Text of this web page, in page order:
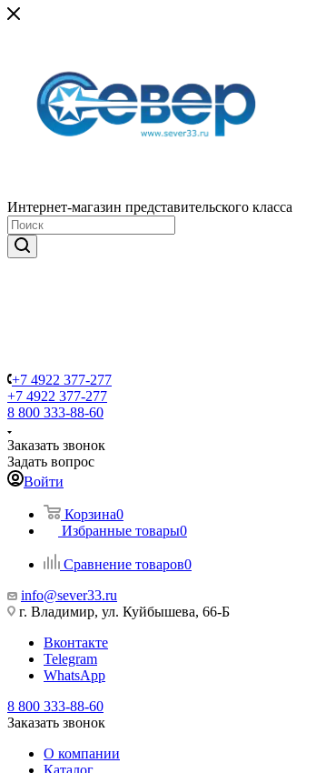
Интернет-магазин представительского класса
+7 4922 377-277
+7 4922 377-277
8 800 333-88-60
Заказать звонок
Задать вопрос
Войти
Корзина0
Избранные товары0
Сравнение товаров0
info@sever33.ru
г. Владимир, ул. Куйбышева, 66-Б
Вконтакте
Telegram
WhatsApp
8 800 333-88-60
Заказать звонок
О компании
Каталог